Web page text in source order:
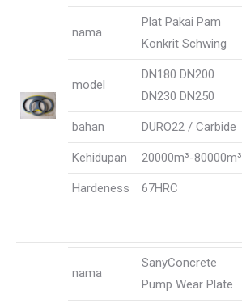
nama
Plat Pakai Pam
Konkrit Schwing
model
DN180 DN200
DN230 DN250
bahan DURO22 / Carbide
Kehidupan 20000m³-80000m³
Hardeness 67HRC
nama
SanyConcrete
Pump Wear Plate